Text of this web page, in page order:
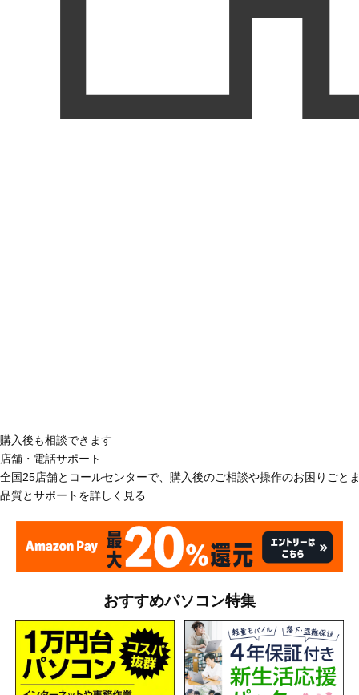
購入後も相談できます
店舗・電話サポート
全国25店舗とコールセンターで、購入後のご相談や操作のお困りごと
品質とサポートを詳しく見る
おすすめパソコン特集